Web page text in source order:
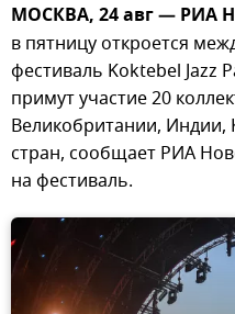
МОСКВА, 24 авг — РИА
в пятницу откроется
фестиваль Koktebel Jazz
примут участие 20
Великобритании, Индии,
стран, сообщает РИА
на фестиваль.